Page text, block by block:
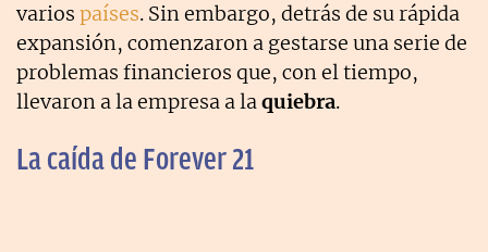
varios países. Sin embargo, detrás de su rápida
expansión, comenzaron a gestarse una serie de
problemas financieros que, con el tiempo,
llevaron a la empresa a laquiebra.
La caída de Forever 21